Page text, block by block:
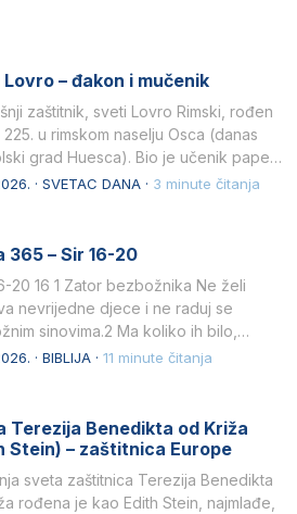
– đakon i mučenik
zaštitnik, sveti Lovro Rimski, rođen
u rimskom naselju Osca (danas
grad Huesca). Bio je učenik pape…
· SVETAC DANA · 3 minute čitanja
Biblija 365 – Sir 16-20
20 16 1 Zator bezbožnika Ne želi
nevrijedne djece i ne raduj se
sinovima.2 Ma koliko ih bilo,…
· BIBLIJA · 11 minute čitanja
Terezija Benedikta od Križa
Stein) – zaštitnica Europe
sveta zaštitnica Terezija Benedikta
rođena je kao Edith Stein, najmlađe,